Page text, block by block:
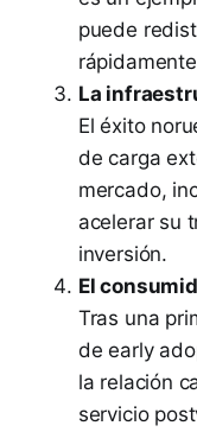
puede
La
El éxito
de carga
mercado,
acelerar su
inversión.
El
Tras una
de early
la relación
servicio